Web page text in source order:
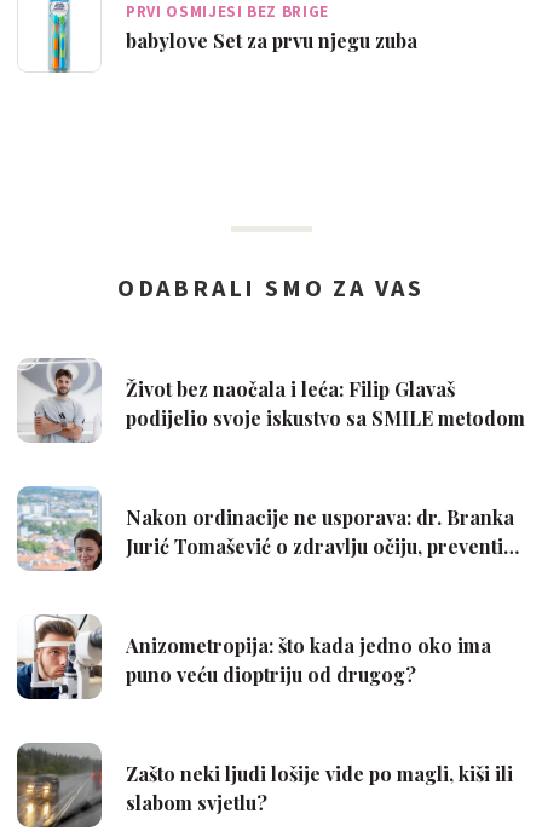
PRVI OSMIJESI BEZ BRIGE
babylove Set za prvu njegu zuba